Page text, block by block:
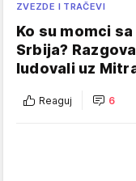
ZVEZDE I TRAČEVI
Ko su momci
Srbija?
ludovali uz
Reaguj 6